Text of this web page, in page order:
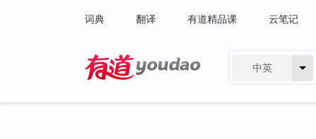
词典 翻译 有道精品课 云笔记
中英